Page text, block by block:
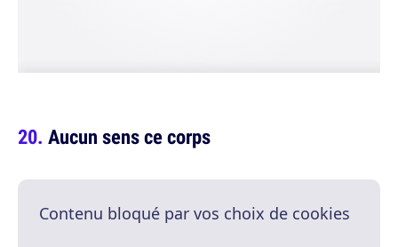
Aucun sens ce corps
Contenu bloqué par vos choix de cookies